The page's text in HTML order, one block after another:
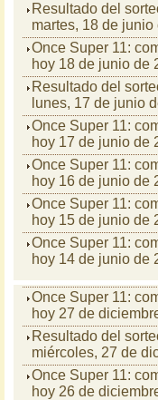
Resultado del
martes, 18 de junio
Once Super 11:
hoy 18 de junio de
Resultado del
lunes, 17 de junio
Once Super 11:
hoy 17 de junio de
Once Super 11:
hoy 16 de junio de
Once Super 11:
hoy 15 de junio de
Once Super 11:
hoy 14 de junio de
Once Super 11:
hoy 27 de
Resultado del
miércoles, 27 de
Once Super 11:
hoy 26 de